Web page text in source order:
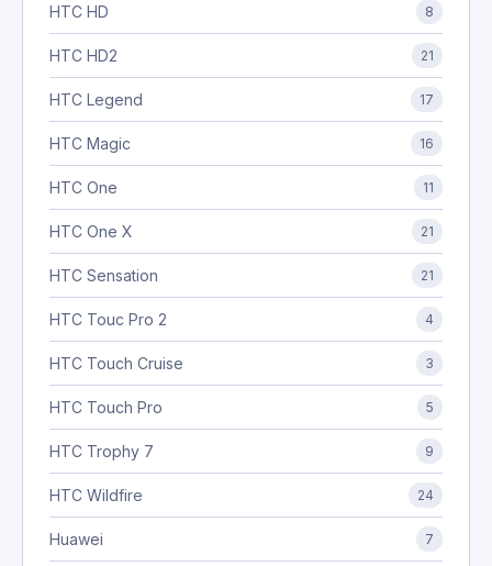
HTC HD 8
HTC HD2 21
HTC Legend 17
HTC Magic 16
HTC One 11
HTC One X 21
HTC Sensation 21
HTC Touc Pro 2 4
HTC Touch Cruise 3
HTC Touch Pro 5
HTC Trophy 7 9
HTC Wildfire 24
Huawei 7